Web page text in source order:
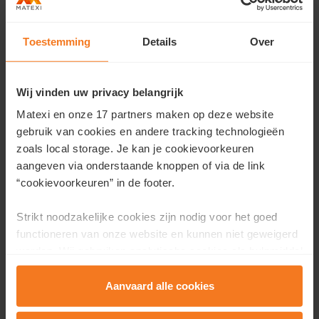
Toestemming Details Over
Wij vinden uw privacy belangrijk
Matexi en onze 17 partners maken op deze website
gebruik van cookies en andere tracking technologieën
zoals local storage. Je kan je cookievoorkeuren
aangeven via onderstaande knoppen of via de link
“cookievoorkeuren” in de footer.
Strikt noodzakelijke cookies zijn nodig voor het goed
functioneren van onze website en kunnen niet geweigerd
om onze website en dienstverlening te verbeteren.
Functionele cookies zorgen ervoor dat je de embedded
video’s van Vimeo kan afspelen en locaties via Google
Aanvaard alle cookies
energieneutraal) te realiseren dankzij de geothermische
Duurzaamheid op niveau van de
We vinden het belangrijk om de omwonenden te
informeren en hebben voor de omwonenden van het
voormalig woonzorgcentrum
eenparticipatietrajectgeorganiseerd. We blijven de
buurt ook in de toekomst betrekken, want met deze
voor de omwonenden.
Duurzaamheid op het niveau van onze
partners
Samen met een gepaste partner zullen
wedeelmobiliteitintegreren in het project. We zorgen